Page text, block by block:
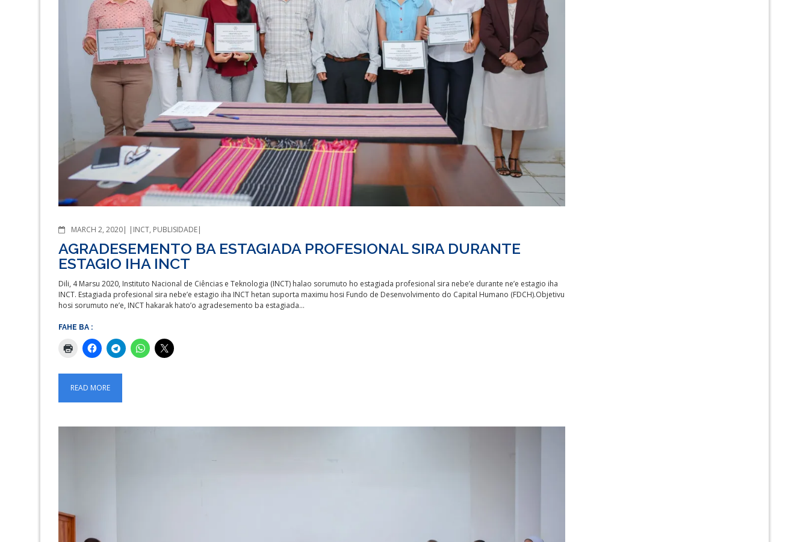
MARCH 2, 2020 COMMENTS
INCT, PUBLISIDADE
AGRADESEMENTO BA ESTAGIADA PROFESIONAL SIRA DURANTE
ESTAGIO IHA INCT
Dili, 4 Marsu 2020, Instituto Nacional de Ciências e Teknologia (INCT) halao sorumuto ho estagiada profesional sira nebe’e durante ne’e estagio iha
INCT. Estagiada profesional sira nebe’e estagio iha INCT hetan suporta maximu hosi Fundo de Desenvolvimento do Capital Humano (FDCH).Objetivu
hosi sorumuto ne’e, INCT hakarak hato’o agradesemento ba estagiada…
FAHE BA :
READ MORE